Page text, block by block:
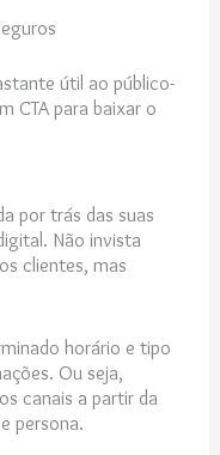
útil ao público-
CTA para baixar o
por trás das suas
Não invista
clientes, mas
horário e tipo
Ou seja,
canais a partir da
persona.